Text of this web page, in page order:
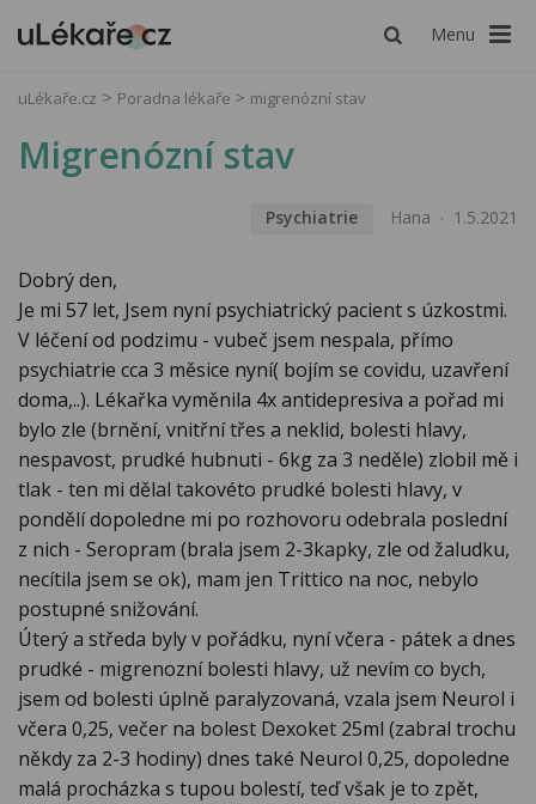
Menu
uLékaře.cz Poradna lékaře migrenózní stav
Migrenózní stav
Psychiatrie Hana 1.5.2021
Dobrý den,
Je mi 57 let, Jsem nyní psychiatrický pacient s úzkostmi.
V léčení od podzimu - vubeč jsem nespala, přímo
psychiatrie cca 3 měsice nyní( bojím se covidu, uzavření
doma,..). Lékařka vyměnila 4x antidepresiva a pořad mi
bylo zle (brnění, vnitřní třes a neklid, bolesti hlavy,
nespavost, prudké hubnuti - 6kg za 3 neděle) zlobil mě i
tlak - ten mi dělal takovéto prudké bolesti hlavy, v
pondělí dopoledne mi po rozhovoru odebrala poslední
z nich - Seropram (brala jsem 2-3kapky, zle od žaludku,
necítila jsem se ok), mam jen Trittico na noc, nebylo
postupné snižování.
Úterý a středa byly v pořádku, nyní včera - pátek a dnes
prudké - migrenozní bolesti hlavy, už nevím co bych,
jsem od bolesti úplně paralyzovaná, vzala jsem Neurol i
včera 0,25, večer na bolest Dexoket 25ml (zabral trochu
někdy za 2-3 hodiny) dnes také Neurol 0,25, dopoledne
malá procházka s tupou bolestí, teď však je to zpět,